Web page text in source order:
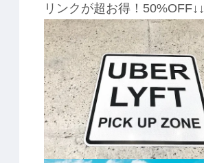
リンクが超お得！50%OFF↓↓